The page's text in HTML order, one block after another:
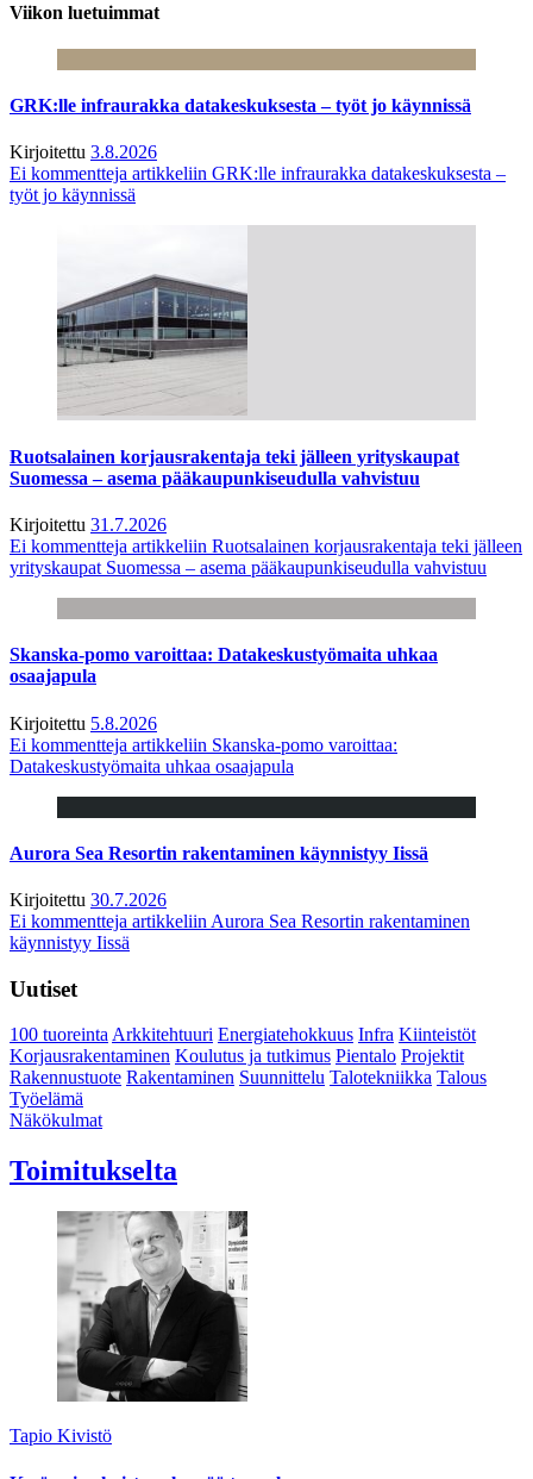
Viikon luetuimmat
GRK:lle infraurakka datakeskuksesta – työt jo käynnissä
Kirjoitettu 3.8.2026
Ei kommentteja artikkeliin GRK:lle infraurakka datakeskuksesta –
työt jo käynnissä
Ruotsalainen korjausrakentaja teki jälleen yrityskaupat
Suomessa – asema pääkaupunkiseudulla vahvistuu
Kirjoitettu 31.7.2026
Ei kommentteja artikkeliin Ruotsalainen korjausrakentaja teki jälleen
yrityskaupat Suomessa – asema pääkaupunkiseudulla vahvistuu
Skanska-pomo varoittaa: Datakeskustyömaita uhkaa
osaajapula
Kirjoitettu 5.8.2026
Ei kommentteja artikkeliin Skanska-pomo varoittaa:
Datakeskustyömaita uhkaa osaajapula
Aurora Sea Resortin rakentaminen käynnistyy Iissä
Kirjoitettu 30.7.2026
Ei kommentteja artikkeliin Aurora Sea Resortin rakentaminen
käynnistyy Iissä
Uutiset
100 tuoreintaArkkitehtuuri Energiatehokkuus Infra Kiinteistöt
Korjausrakentaminen Koulutus ja tutkimus Pientalo Projektit
Rakennustuote Rakentaminen Suunnittelu Talotekniikka Talous
Työelämä
Näkökulmat
Toimitukselta
Tapio Kivistö